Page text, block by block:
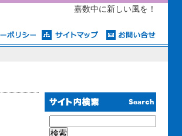
嘉数中に新しい風を！